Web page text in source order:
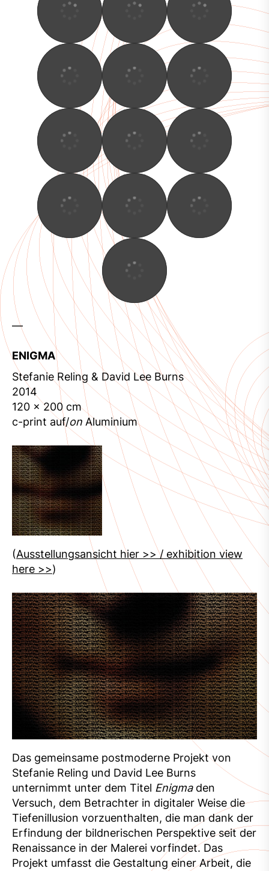
—
ENIGMA
Stefanie Reling & David Lee Burns
2014
120 x 200 cm
c-print auf/on Aluminium
(Ausstellungsansicht hier >> / exhibition view
here >>)
Das gemeinsame postmoderne Projekt von
Stefanie Reling und David Lee Burns
unternimmt unter dem Titel Enigmaden
Versuch, dem Betrachter in digitaler Weise die
Tiefenillusion vorzuenthalten, die man dank der
Erfindung der bildnerischen Perspektive seit der
Renaissance in der Malerei vorfindet. Das
Projekt umfasst die Gestaltung einer Arbeit, die